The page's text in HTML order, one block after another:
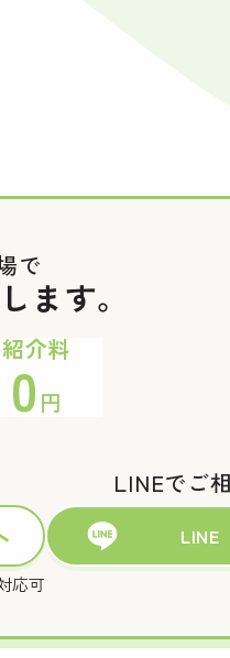
で
します。
紹介料
0 円
応可
LINEでご
LINE